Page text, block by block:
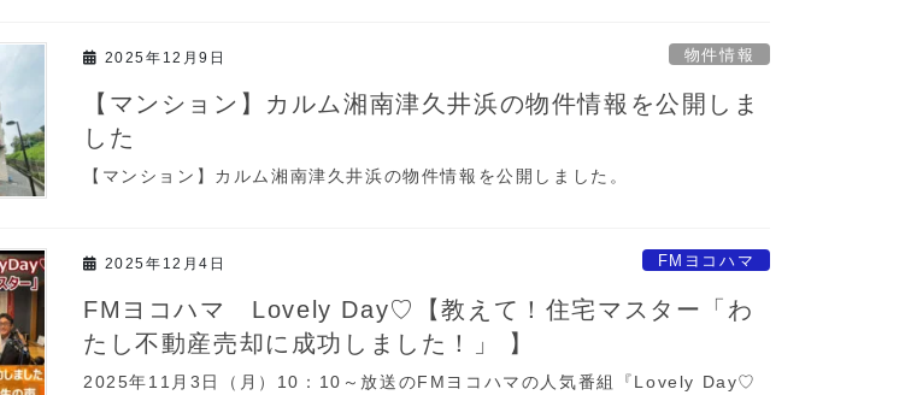
2025年12月9日 物件情報
【マンション】カルム湘南津久井浜の物件情報を公開しま
した
【マンション】カルム湘南津久井浜の物件情報を公開しました。
2025年12月4日 FMヨコハマ
FMヨコハマ Lovely Day♡【教えて！住宅マスター「わ
たし不動産売却に成功しました！」 】
2025年11月3日（月）10：10～放送のFMヨコハマの人気番組『Lovely Day♡